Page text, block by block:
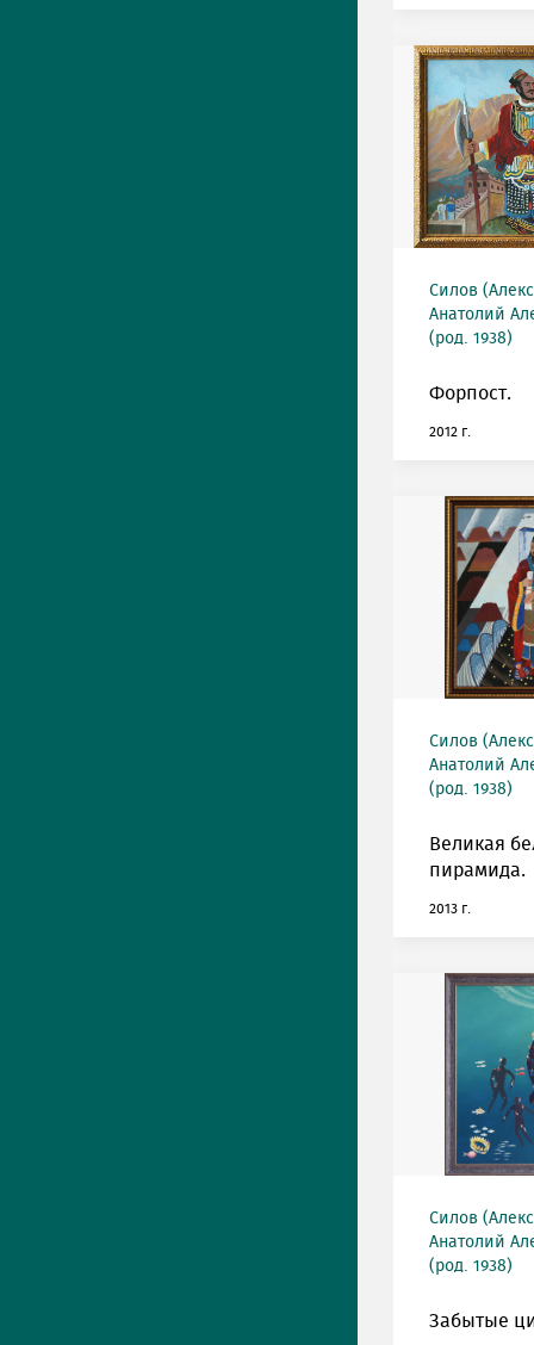
Силов
Анатолий
(род. 1938)
Форпост.
2012 г.
Силов
Анатолий
(род. 1938)
Великая
пирамида.
2013 г.
Силов
Анатолий
(род. 1938)
Забытые